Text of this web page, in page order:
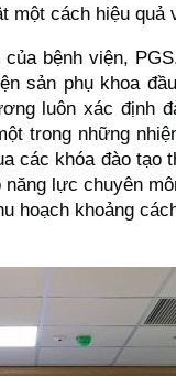
một cách hiệu quả
bệnh viện,
sản phụ khoa
luôn xác định
trong những
các khóa đào tạo
lực chuyên
hoạch khoảng